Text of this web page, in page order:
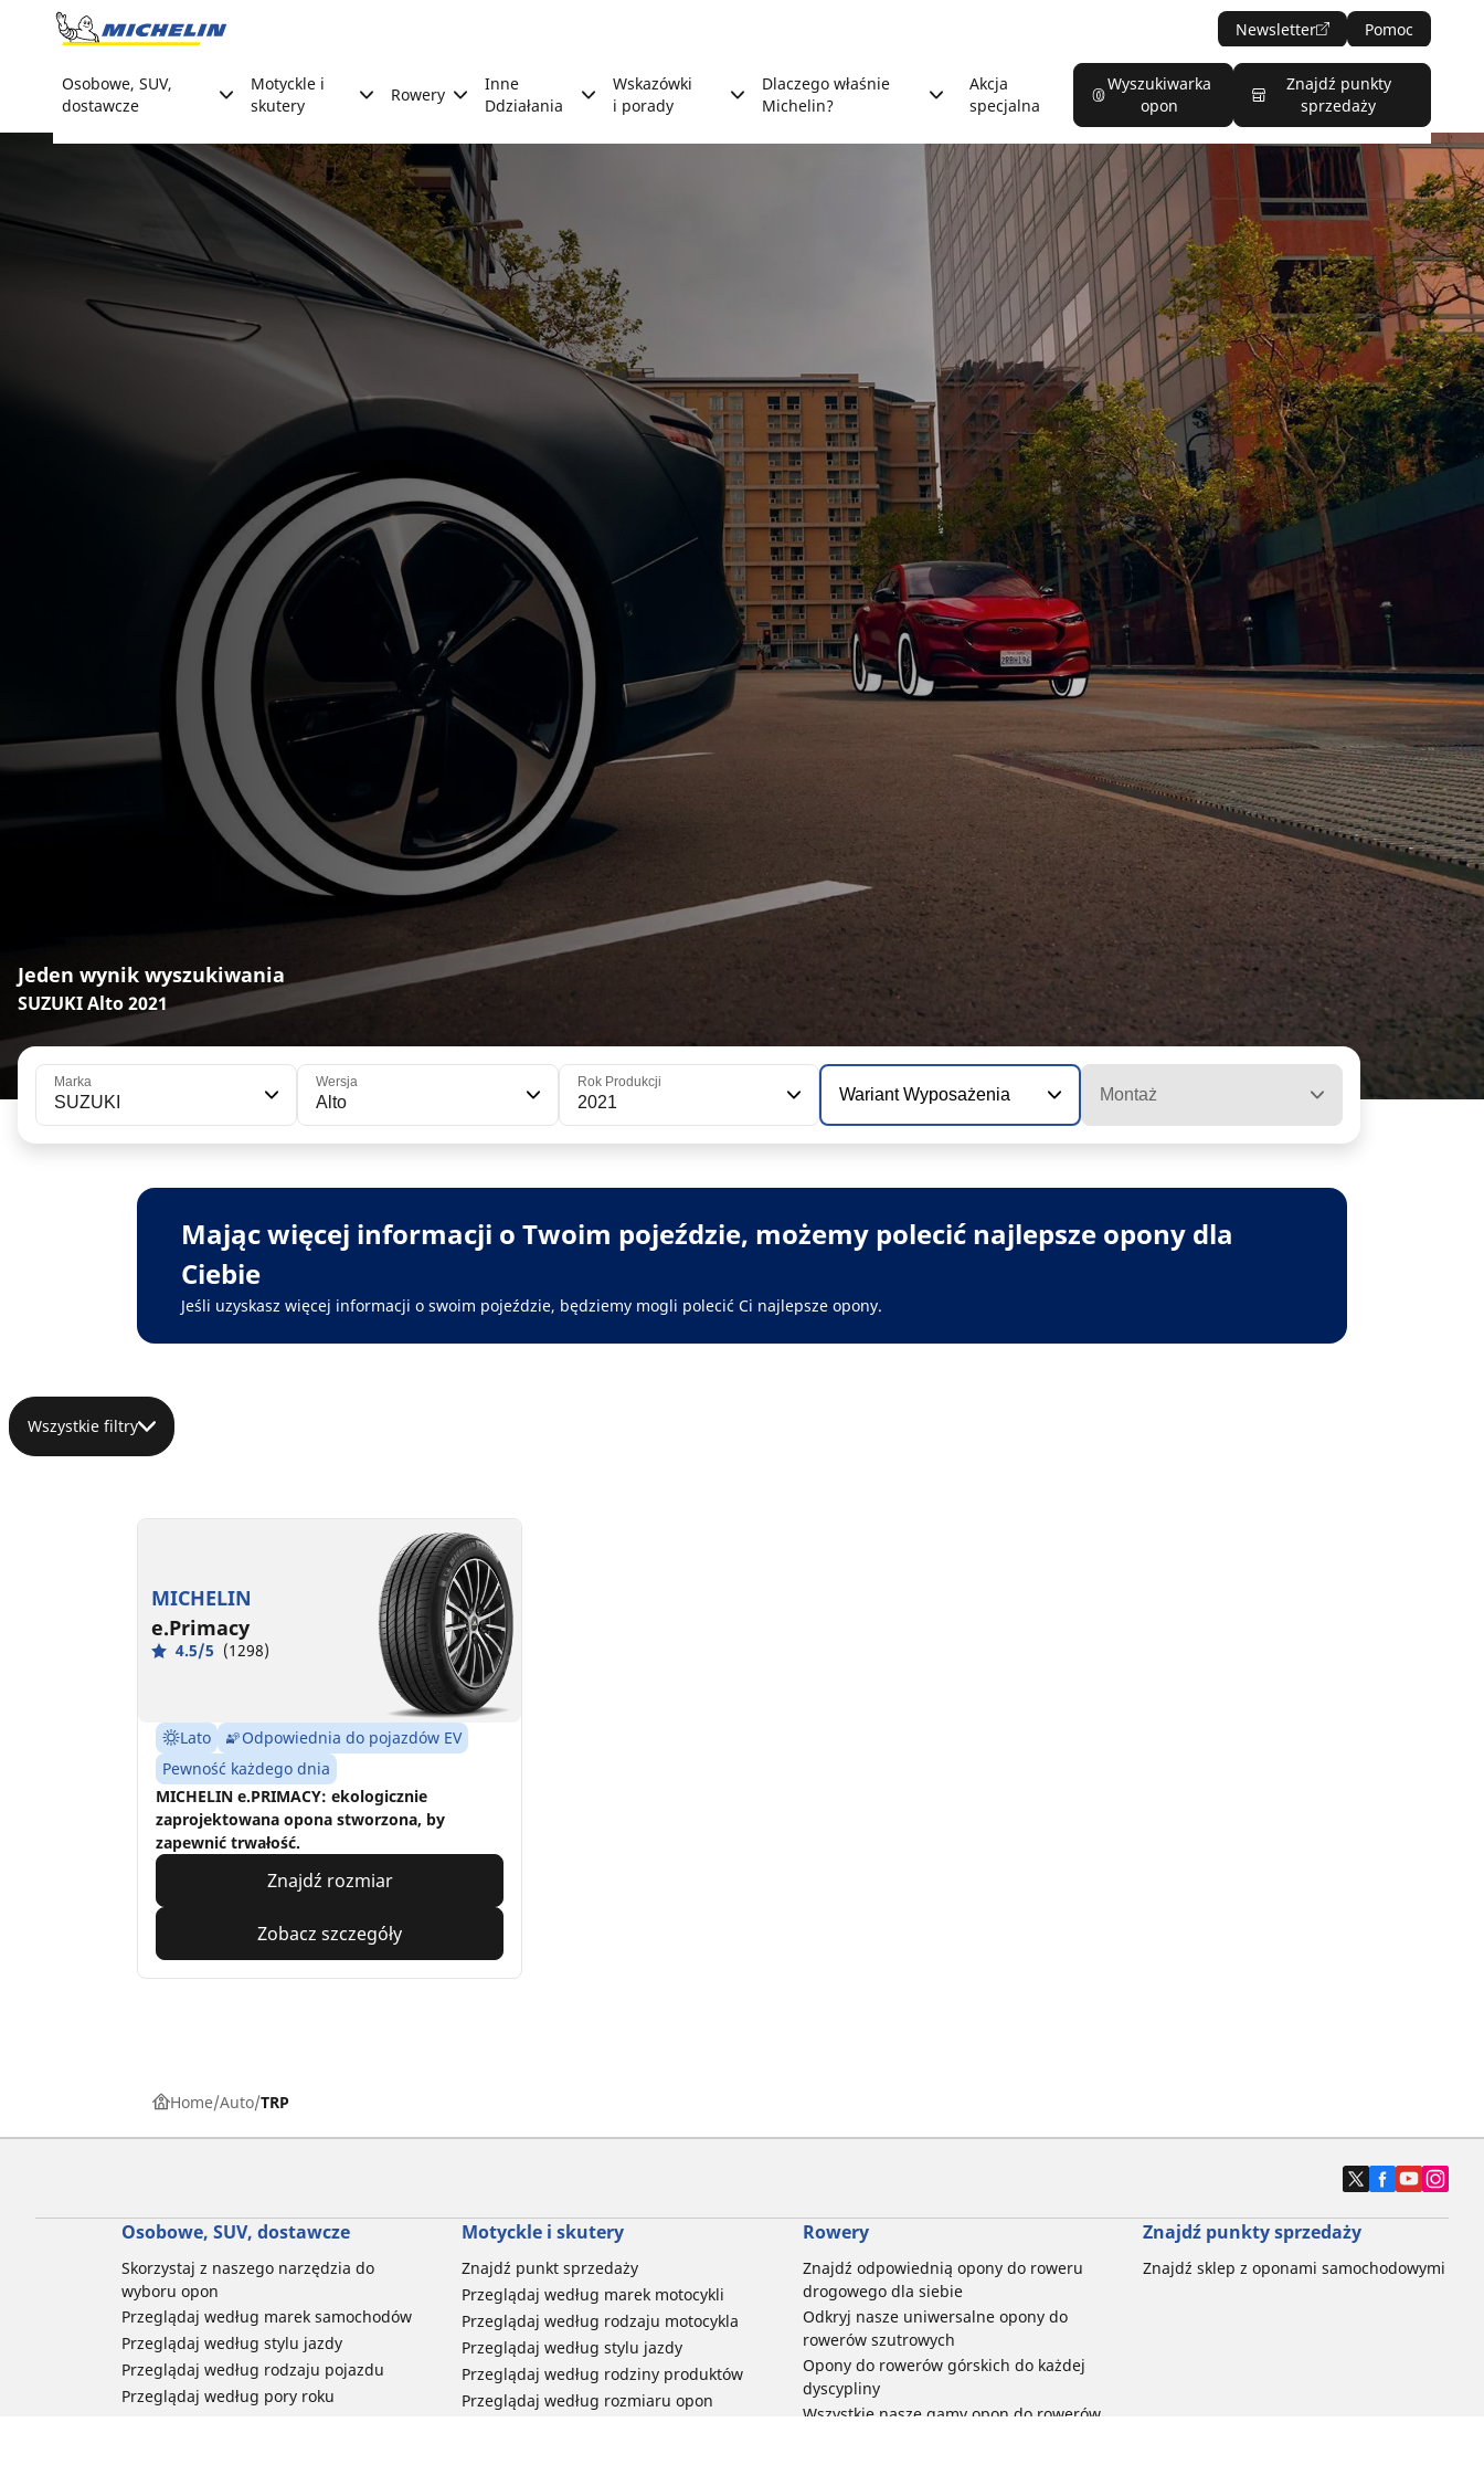
Go to page content
Newsletter Pomoc
Osobowe, SUV,
dostawcze
Motyckle i
skutery
Rowery
Inne
Ddziałania
Wskazówki
i porady
Dlaczego właśnie
Michelin?
Akcja
specjalna
Wyszukiwarka
opon
Znajdź punkty
sprzedaży
Jeden wynik wyszukiwania
SUZUKI Alto 2021
Marka
SUZUKI
Wersja
Alto
Rok Produkcji
2021 Wariant Wyposażenia Montaż
Mając więcej informacji o Twoim pojeździe, możemy polecić najlepsze opony dla
Ciebie
Jeśli uzyskasz więcej informacji o swoim pojeździe, będziemy mogli polecić Ci najlepsze opony.
Wszystkie filtry
MICHELIN
e.Primacy
4.5/5 (1298)
Lato
Odpowiednia do pojazdów EV
Pewność każdego dnia
MICHELIN e.PRIMACY: ekologicznie
zaprojektowana opona stworzona, by
zapewnić trwałość.
Znajdź rozmiar
Zobacz szczegóły
Home Auto TRP
Osobowe, SUV, dostawcze
Skorzystaj z naszego narzędzia do
wyboru opon
Przeglądaj według marek samochodów
Przeglądaj według stylu jazdy
Przeglądaj według rodzaju pojazdu
Przeglądaj według pory roku
Motyckle i skutery
Znajdź punkt sprzedaży
Przeglądaj według marek motocykli
Przeglądaj według rodzaju motocykla
Przeglądaj według stylu jazdy
Przeglądaj według rodziny produktów
Przeglądaj według rozmiaru opon
Rowery
Znajdź odpowiednią opony do roweru
drogowego dla siebie
Odkryj nasze uniwersalne opony do
rowerów szutrowych
Opony do rowerów górskich do każdej
dyscypliny
Wszystkie nasze gamy opon do rowerów
Znajdź punkty sprzedaży
Znajdź sklep z oponami samochodowymi